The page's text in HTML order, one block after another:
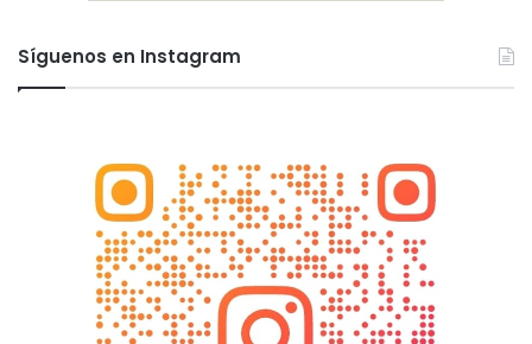
Síguenos en Instagram